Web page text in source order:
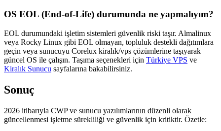
OS EOL (End-of-Life) durumunda ne yapmalıyım?
EOL durumundaki işletim sistemleri güvenlik riski taşır. Almalinux
veya Rocky Linux gibi EOL olmayan, topluluk destekli dağıtımlara
geçin veya sunucuyu Corelux kiralık/vps çözümlerine taşıyarak
güncel OS ile çalışın. Taşıma seçenekleri için Türkiye VPS ve
Kiralık Sunucu sayfalarına bakabilirsiniz.
Sonuç
2026 itibarıyla CWP ve sunucu yazılımlarının düzenli olarak
güncellenmesi işletme sürekliliği ve güvenlik için kritiktir. Özetle: